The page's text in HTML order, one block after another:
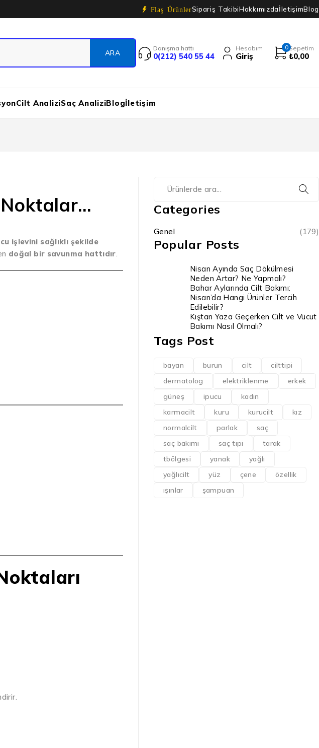
Flaş ÜrünlerSipariş TakibiHakkımızdaİletişimBlog
Danışma hattı
0(212) 540 55 44
Hesabım
Giriş
0Sepetim
₺0,00
Cilt AnaliziSaç AnaliziBlogİletişim
Noktalar…
işlevini sağlıklı şekilde
doğal bir savunma hattıdır.
Categories
Genel (179)
Popular Posts
Nisan Ayında Saç Dökülmesi
Neden Artar? Ne Yapmalı?
Bahar Aylarında Cilt Bakımı:
Nisan’da Hangi Ürünler Tercih
Edilebilir?
Kıştan Yaza Geçerken Cilt ve Vücut
Bakımı Nasıl Olmalı?
Tags Post
bayan burun cilt
cilttipi
dermatolog
elektriklenme
erkek
güneş
ipucu
kadın
karmacilt
kuru kurucilt
kız
normalcilt
parlak
saç
saç bakımı
saç tipi
tarak
tbölgesi
yanak
yağlı
yağlıcilt
yüz çene
özellik
ışınlar
şampuan